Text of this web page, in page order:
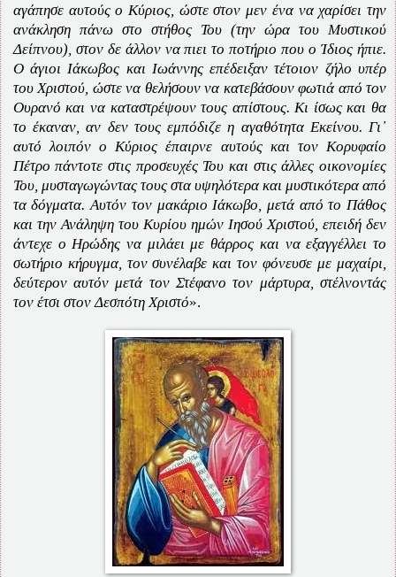
αγάπησε αυτούς ο Κύριος, ώστε στον μεν ένα να χαρίσει την
ανάκληση πάνω στο στήθος Του (την ώρα του Μυστικού
Δείπνου), στον δε άλλον να πιει το ποτήριο που ο Ίδιος ήπιε.
Ο άγιοι Ιάκωβος και Ιωάννης επέδειξαν τέτοιον ζήλο υπέρ
του Χριστού, ώστε να θελήσουν να κατεβάσουν φωτιά από τον
Ουρανό και να καταστρέψουν τους απίστους. Κι ίσως και θα
το έκαναν, αν δεν τους εμπόδιζε η αγαθότητα Εκείνου. Γι᾽
αυτό λοιπόν ο Κύριος έπαιρνε αυτούς και τον Κορυφαίο
Πέτρο πάντοτε στις προσευχές Του και στις άλλες οικονομίες
Του, μυσταγωγώντας τους στα υψηλότερα και μυστικότερα από
τα δόγματα. Αυτόν τον μακάριο Ιάκωβο, μετά από το Πάθος
και την Ανάληψη του Κυρίου ημών Ιησού Χριστού, επειδή δεν
άντεχε ο Ηρώδης να μιλάει με θάρρος και να εξαγγέλλει το
σωτήριο κήρυγμα, τον συνέλαβε και τον φόνευσε με μαχαίρι,
δεύτερον αυτόν μετά τον Στέφανο τον μάρτυρα, στέλνοντάς
τον έτσι στον Δεσπότη Χριστό».